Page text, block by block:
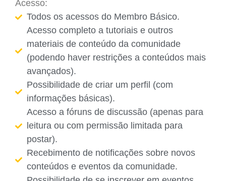
Acesso:
Todos os acessos do Membro Básico.
Acesso completo a tutoriais e outros
materiais de conteúdo da comunidade
(podendo haver restrições a conteúdos mais
avançados).
Possibilidade de criar um perfil (com
informações básicas).
Acesso a fóruns de discussão (apenas para
leitura ou com permissão limitada para
postar).
Recebimento de notificações sobre novos
conteúdos e eventos da comunidade.